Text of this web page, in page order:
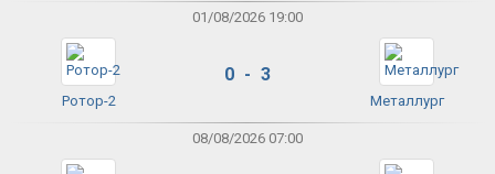
01/08/2026 19:00
Ротор-2
0 - 3
Металлург
08/08/2026 07:00